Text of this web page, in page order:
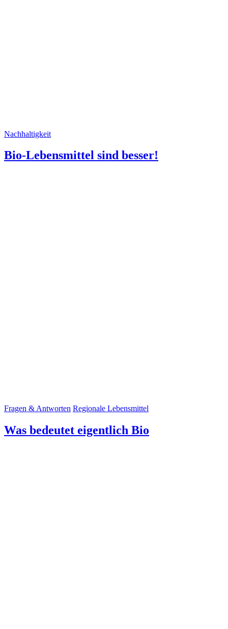
Nachhaltigkeit
Bio-Lebensmittel sind besser!
Fragen & Antworten Regionale Lebensmittel
Was bedeutet eigentlich Bio